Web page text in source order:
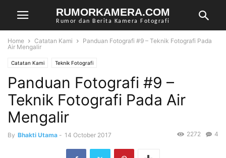
RUMORKAMERA.COM
Rumor dan Berita Kamera Fotografi
Home Catatan Kami
Panduan Fotografi #9 – Teknik Fotografi Pada
Air Mengalir
Catatan Kami Teknik Fotografi
Panduan Fotografi #9 –
Teknik Fotografi Pada Air
Mengalir
By Bhakti Utama - 14 October 2017 4
2272